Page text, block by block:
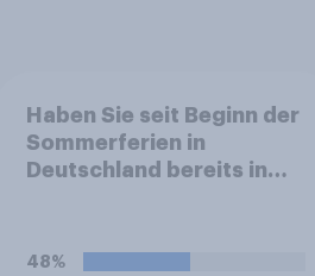
Haben Sie seit Beginn der
Sommerferien in
Deutschland bereits in
48%